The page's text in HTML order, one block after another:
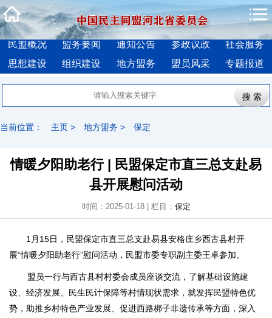
民盟概况 盟务要闻 通知公告 参政议政
社会服务
思想建设
组织建设 地方盟务 盟员风采 专题报道
当前位置： 主页 > 地方盟务 > 保定
情暖夕阳助老行 | 民盟保定市直三总支赴易
县开展慰问活动
时间：2025-01-18 | 栏目： 保定
1月15日，民盟保定市直三总支赴易县安格庄乡西古县村开
展“情暖夕阳助老行”慰问活动，民盟市委专职副主委王卓参加。
盟员一行与西古县村村委会成员座谈交流，了解基础设施建
设、经济发展、民生民计保障等村情现状需求，就发挥民盟特色优
势，助推乡村特色产业发展、促进西路梆子非遗传承等方面，深入